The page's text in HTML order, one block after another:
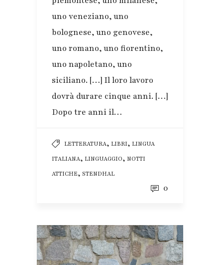
uno veneziano, uno
bolognese, uno genovese,
uno romano, uno fiorentino,
uno napoletano, uno
siciliano. […] Il loro lavoro
dovrà durare cinque anni. […]
Dopo tre anni il…
LETTERATURA, LIBRI, LINGUA
ITALIANA, LINGUAGGIO, NOTTI
ATTICHE, STENDHAL
0